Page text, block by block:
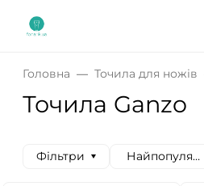
Головна Точила для ножів
Точила Ganzo
Фільтри